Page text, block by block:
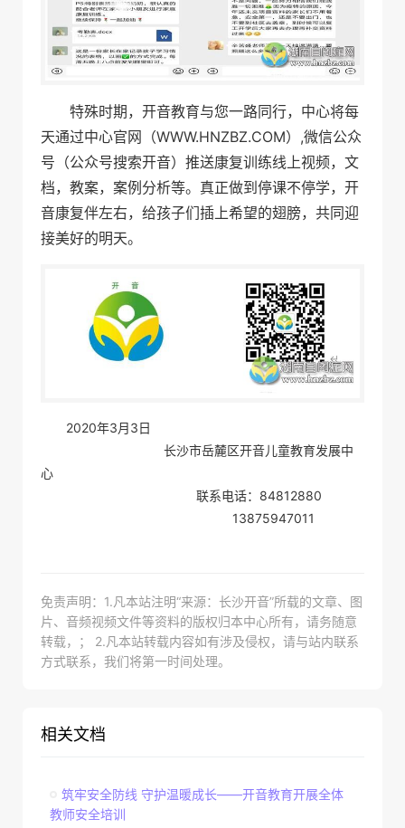
特殊时期， 开音教育与您一路同行，中心将每
天通过中心官网（WWW.HNZBZ.COM）,微信公众
号（公众号搜索开音）推送康复训练线上视频，文
档，教案，案例分析等。 真正做到停课不停学，开
音康复伴左右，给孩子们插上希望的翅膀，共同迎
接美好的明天。
2020年3月3日
长沙市岳麓区开音儿童教育发展中
心
联系电话：84812880
13875947011
免责声明：1.凡本站注明“来源：长沙开音”所载的文章、图
片、音频视频文件等资料的版权归本中心所有，请务随意
转载，； 2.凡本站转载内容如有涉及侵权，请与站内联系
方式联系，我们将第一时间处理。
相关文档
筑牢安全防线 守护温暖成长——开音教育开展全体
教师安全培训